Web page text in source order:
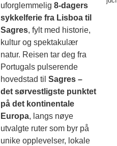
uforglemmelig 8-dagers
sykkelferie fra Lisboa til
Sagres, fylt med historie,
kultur og spektakulær
natur. Reisen tar deg fra
Portugals pulserende
hovedstad til Sagres –
det sørvestligste punktet
på det kontinentale
Europa, langs nøye
utvalgte ruter som byr på
unike opplevelser, lokale